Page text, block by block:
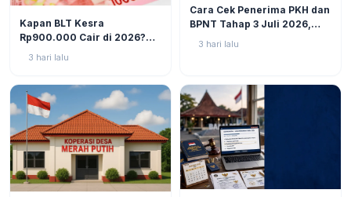
Kapan BLT Kesra
Rp900.000 Cair di 2026?
3 hari lalu
Cara Cek Penerima PKH dan
BPNT Tahap 3 Juli 2026,
3 hari lalu